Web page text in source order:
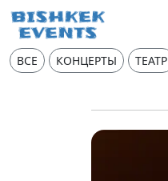
ВСЕ КОНЦЕРТЫ ТЕАТР